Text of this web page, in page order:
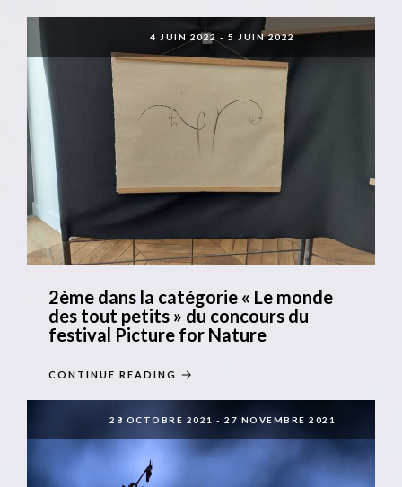
4 JUIN 2022 -5 JUIN 2022
2ème dans la catégorie « Le monde
des tout petits » du concours du
festival Picture for Nature
CONTINUE READING
28 OCTOBRE 2021 - 27 NOVEMBRE 2021